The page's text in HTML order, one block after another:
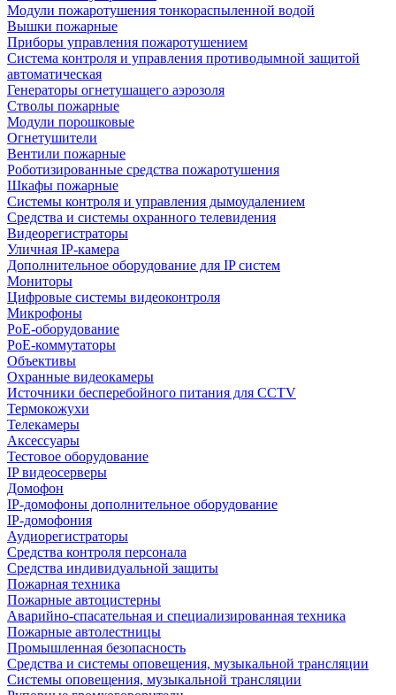
Модули пожаротушения тонкораспыленной водой
Вышки пожарные
Приборы управления пожаротушением
Система контроля и управления противодымной защитой
автоматическая
Генераторы огнетушащего аэрозоля
Стволы пожарные
Модули порошковые
Огнетушители
Вентили пожарные
Роботизированные средства пожаротушения
Шкафы пожарные
Системы контроля и управления дымоудалением
Средства и системы охранного телевидения
Видеорегистраторы
Уличная IP-камера
Дополнительное оборудование для IP систем
Мониторы
Цифровые системы видеоконтроля
Микрофоны
PoE-оборудование
PoE-коммутаторы
Объективы
Охранные видеокамеры
Источники бесперебойного питания для CCTV
Термокожухи
Телекамеры
Аксессуары
Тестовое оборудование
IP видеосерверы
Домофон
IP-домофоны дополнительное оборудование
IP-домофония
Аудиорегистраторы
Средства контроля персонала
Средства индивидуальной защиты
Пожарная техника
Пожарные автоцистерны
Аварийно-спасательная и специализированная техника
Пожарные автолестницы
Промышленная безопасность
Средства и системы оповещения, музыкальной трансляции
Системы оповещения, музыкальной трансляции